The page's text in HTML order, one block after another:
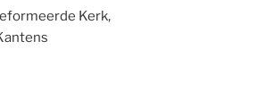
Kerk,